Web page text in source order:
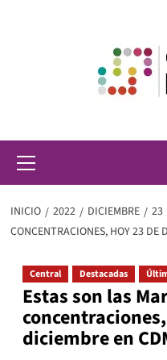
principal
INICIO 2022 DICIEMBRE 23
CONCENTRACIONES, HOY 23 DE
Central Destacadas
Estas son las
diciembre en